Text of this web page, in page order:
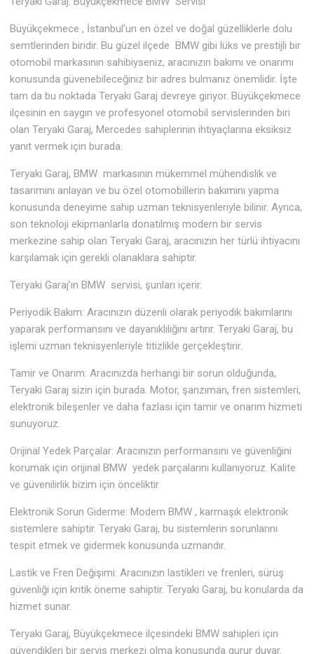
Büyükçekmece , İstanbul’un en özel ve doğal güzelliklerle dolu
semtlerinden biridir. Bu güzel ilçede BMW gibi lüks ve prestijli bir
otomobil markasının sahibiyseniz, aracınızın bakımı ve onarımı
konusunda güvenebileceğiniz bir adres bulmanız önemlidir. İşte
tam da bu noktada Teryaki Garaj devreye giriyor. Büyükçekmece
ilçesinin en saygın ve profesyonel otomobil servislerinden biri
olan Teryaki Garaj, Mercedes sahiplerinin ihtiyaçlarına eksiksiz
yanıt vermek için burada.
Teryaki Garaj, BMW markasının mükemmel mühendislik ve
tasarımını anlayan ve bu özel otomobillerin bakımını yapma
konusunda deneyime sahip uzman teknisyenleriyle bilinir. Ayrıca,
son teknoloji ekipmanlarla donatılmış modern bir servis
merkezine sahip olan Teryaki Garaj, aracınızın her türlü ihtiyacını
karşılamak için gerekli olanaklara sahiptir.
Teryaki Garaj’ın BMW servisi, şunları içerir:
Periyodik Bakım: Aracınızın düzenli olarak periyodik bakımlarını
yaparak performansını ve dayanıklılığını artırır. Teryaki Garaj, bu
işlemi uzman teknisyenleriyle titizlikle gerçekleştirir.
Tamir ve Onarım: Aracınızda herhangi bir sorun olduğunda,
Teryaki Garaj sizin için burada. Motor, şanzıman, fren sistemleri,
elektronik bileşenler ve daha fazlası için tamir ve onarım hizmeti
sunuyoruz.
Orijinal Yedek Parçalar: Aracınızın performansını ve güvenliğini
korumak için orijinal BMW yedek parçalarını kullanıyoruz. Kalite
ve güvenilirlik bizim için önceliktir.
Elektronik Sorun Giderme: Modern BMW , karmaşık elektronik
sistemlere sahiptir. Teryaki Garaj, bu sistemlerin sorunlarını
tespit etmek ve gidermek konusunda uzmandır.
Lastik ve Fren Değişimi: Aracınızın lastikleri ve frenleri, sürüş
güvenliği için kritik öneme sahiptir. Teryaki Garaj, bu konularda da
hizmet sunar.
Teryaki Garaj, Büyükçekmece ilçesindeki BMW sahipleri için
güvendikleri bir servis merkezi olma konusunda gurur duyar.